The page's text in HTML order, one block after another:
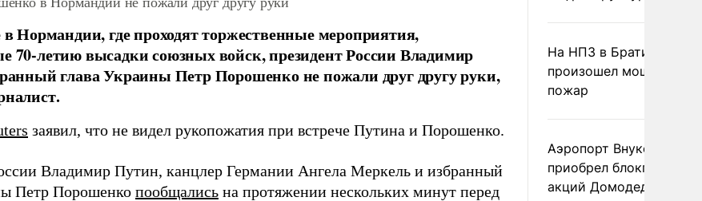
Нормандии, где проходят торжественные мероприятия,
70-летию высадки союзных войск, президент России Владимир
глава Украины Петр Порошенко не пожали друг другу руки,
заявил, что не видел рукопожатия при встрече Путина и Порошенко.
Владимир Путин, канцлер Германии Ангела Меркель и избранный
Петр Порошенко пообщались на протяжении нескольких минут перед
На НПЗ в Братиславе
произошел мощный
пожар
Аэропорт Внуково
приобрел блокпакет
акций Домодедово